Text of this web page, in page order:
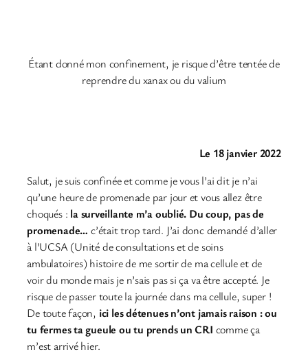
Étant donné mon confinement, je risque d’être tentée de
reprendre du xanax ou du valium
Le 18 janvier 2022
Salut, je suis confinée et comme je vous l’ai dit je n’ai
qu’une heure de promenade par jour et vous allez être
choqués : la surveillante m’a oublié. Du coup, pas de
promenade… c’était trop tard. J’ai donc demandé d’aller
à l’UCSA (Unité de consultations et de soins
ambulatoires) histoire de me sortir de ma cellule et de
voir du monde mais je n’sais pas si ça va être accepté. Je
risque de passer toute la journée dans ma cellule, super !
De toute façon, ici les détenues n’ont jamais raison : ou
tu fermes ta gueule ou tu prends un CRI comme ça
m’est arrivé hier.